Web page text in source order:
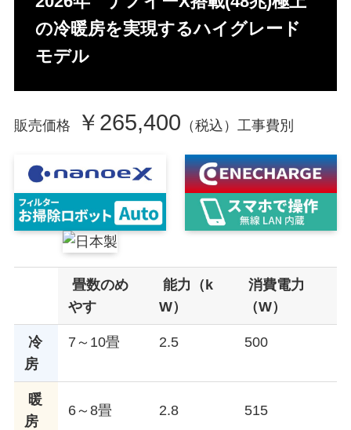
の冷暖房を実現するハイグレード
モデル
販売価格 ￥265,400 （税込）工事費別
畳数のめ
やす
能力（k
W）
消費電力
（W）
冷
房
7～10畳 2.5 500
暖
房
6～8畳 2.8 515